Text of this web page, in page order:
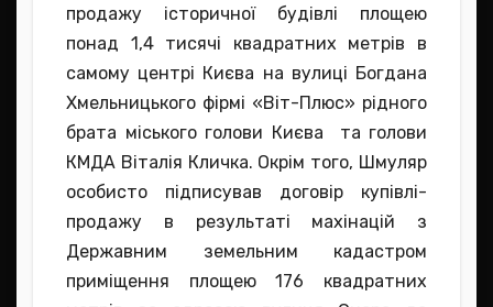
продажу історичної будівлі площею
понад 1,4 тисячі квадратних метрів в
самому центрі Києва на вулиці Богдана
Хмельницького фірмі «Віт-Плюс» рідного
брата міського голови Києва та голови
КМДА Віталія Кличка. Окрім того, Шмуляр
особисто підписував договір купівлі-
продажу в результаті махінацій з
Державним земельним кадастром
приміщення площею 176 квадратних